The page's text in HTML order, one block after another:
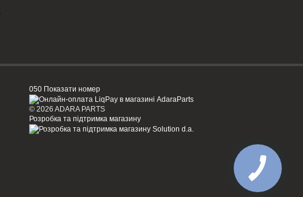
050 Показати номер
© 2026 ADARA PARTS
Розробка та підтримка магазину